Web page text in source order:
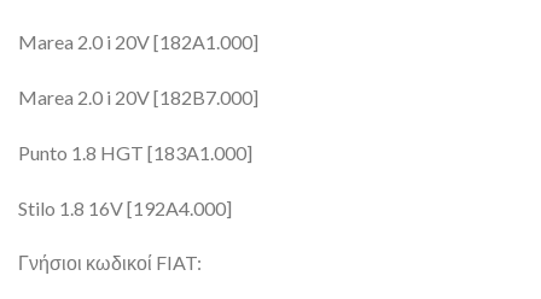
Marea 2.0 i 20V [182A1.000]
Marea 2.0 i 20V [182B7.000]
Punto 1.8 HGT [183A1.000]
Stilo 1.8 16V [192A4.000]
Γνήσιοι κωδικοί FIAT: